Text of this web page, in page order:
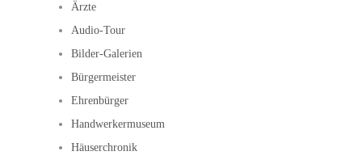
Ärzte
Audio-Tour
Bilder-Galerien
Bürgermeister
Ehrenbürger
Handwerkermuseum
Häuserchronik